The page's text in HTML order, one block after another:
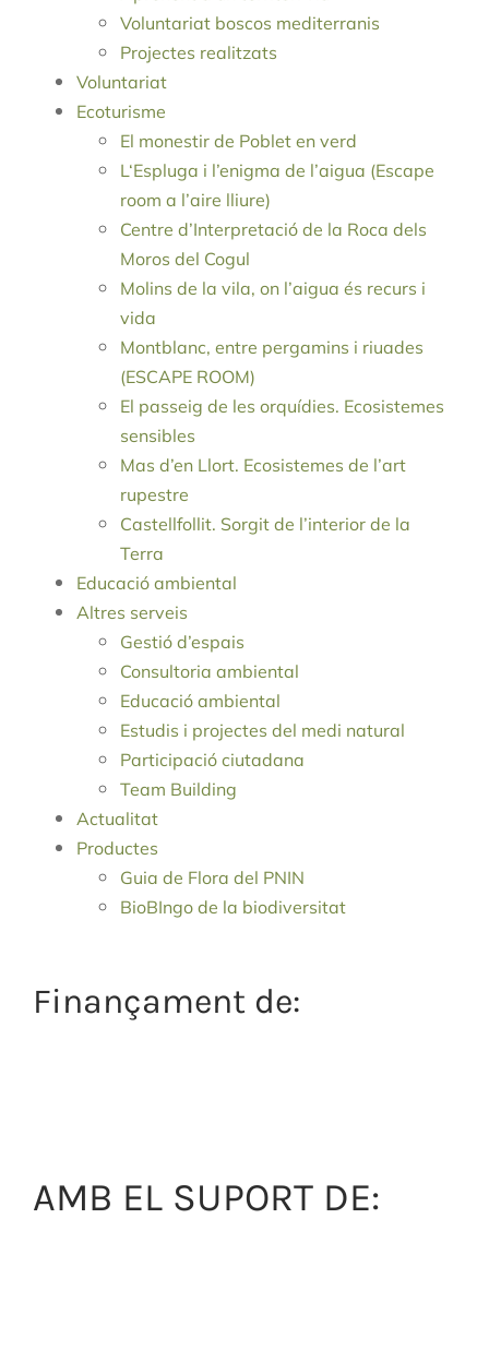
Voluntariat boscos mediterranis
Projectes realitzats
Voluntariat
Ecoturisme
El monestir de Poblet en verd
L‘Espluga i l’enigma de l’aigua (Escape
room a l’aire lliure)
Centre d’Interpretació de la Roca dels
Moros del Cogul
Molins de la vila, on l’aigua és recurs i
vida
Montblanc, entre pergamins i riuades
(ESCAPE ROOM)
El passeig de les orquídies. Ecosistemes
sensibles
Mas d’en Llort. Ecosistemes de l’art
rupestre
Castellfollit. Sorgit de l’interior de la
Terra
Educació ambiental
Altres serveis
Gestió d’espais
Consultoria ambiental
Educació ambiental
Estudis i projectes del medi natural
Participació ciutadana
Team Building
Actualitat
Productes
Guia de Flora del PNIN
BioBIngo de la biodiversitat
Finançament de:
AMB EL SUPORT DE: